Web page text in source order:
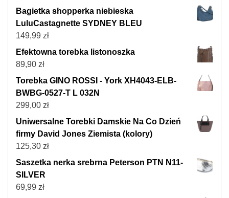
Bagietka shopperka niebieska
LuluCastagnette SYDNEY BLEU
149,99 zł
Efektowna torebka listonoszka
89,90 zł
Torebka GINO ROSSI - York XH4043-ELB-
BWBG-0527-T L 032N
299,00 zł
Uniwersalne Torebki Damskie Na Co Dzień
firmy David Jones Ziemista (kolory)
125,30 zł
Saszetka nerka srebrna Peterson PTN N11-
SILVER
69,99 zł